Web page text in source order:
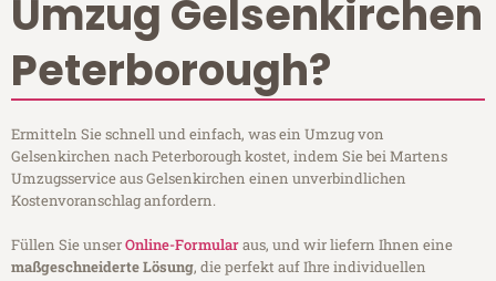
Umzug Gelsenkirchen
Peterborough?
Ermitteln Sie schnell und einfach, was ein Umzug von
Gelsenkirchen nach Peterborough kostet, indem Sie bei Martens
Umzugsservice aus Gelsenkirchen einen unverbindlichen
Kostenvoranschlag anfordern.
Füllen Sie unserOnline-Formularaus, und wir liefern Ihnen eine
maßgeschneiderte Lösung, die perfekt auf Ihre individuellen